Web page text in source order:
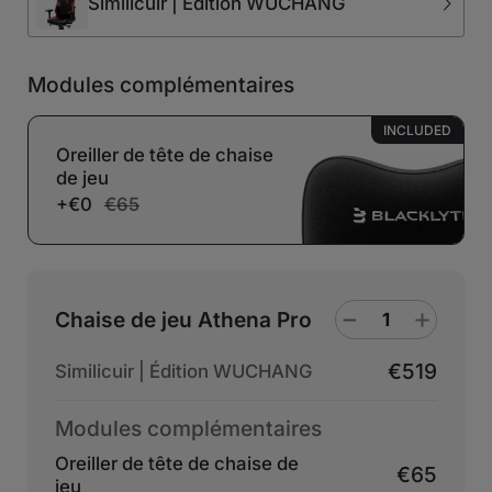
Modules complémentaires
Oreiller de tête de chaise
de jeu
+€0 €65
INCLUDED
Chaise de jeu Athena Pro
Similicuir | Édition WUCHANG €519
Modules complémentaires
Oreiller de tête de chaise de
jeu
€65